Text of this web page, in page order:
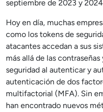
septiembre de 2023 y
Hoy en día, muchas
como los tokens de
atacantes accedan a sus
más allá de las
seguridad al autenticar y
autenticación de dos
multifactorial (MFA). Sin
han encontrado nuevos